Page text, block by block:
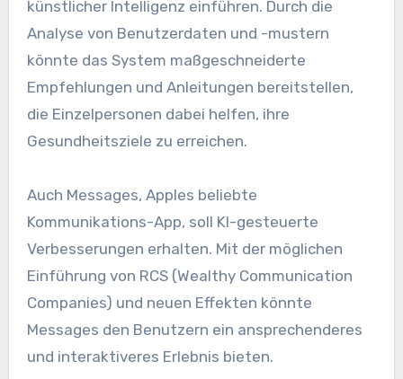
künstlicher Intelligenz einführen. Durch die
Analyse von Benutzerdaten und -mustern
könnte das System maßgeschneiderte
Empfehlungen und Anleitungen bereitstellen,
die Einzelpersonen dabei helfen, ihre
Gesundheitsziele zu erreichen.
Auch Messages, Apples beliebte
Kommunikations-App, soll KI-gesteuerte
Verbesserungen erhalten. Mit der möglichen
Einführung von RCS (Wealthy Communication
Companies) und neuen Effekten könnte
Messages den Benutzern ein ansprechenderes
und interaktiveres Erlebnis bieten.